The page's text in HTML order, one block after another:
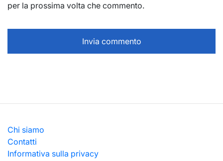
per la prossima volta che commento.
Chi siamo
Contatti
Informativa sulla privacy